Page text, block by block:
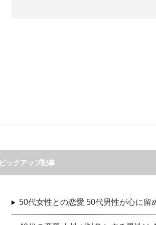
ピックアップ記事
50代女性との恋愛 50代男性が心に留